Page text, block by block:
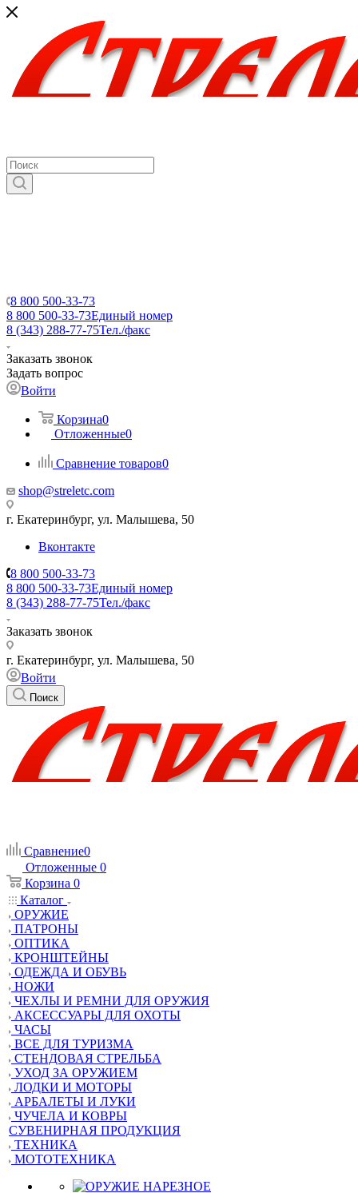
8 800 500-33-73
8 800 500-33-73Единый номер
8 (343) 288-77-75Тел./факс
Заказать звонок
Задать вопрос
Войти
Корзина0
Отложенные0
Сравнение товаров0
shop@streletc.com
г. Екатеринбург, ул. Малышева, 50
Вконтакте
8 800 500-33-73
8 800 500-33-73Единый номер
8 (343) 288-77-75Тел./факс
Заказать звонок
г. Екатеринбург, ул. Малышева, 50
Войти
Поиск
Сравнение0
Отложенные 0
Корзина 0
Каталог
ОРУЖИЕ
ПАТРОНЫ
ОПТИКА
КРОНШТЕЙНЫ
ОДЕЖДА И ОБУВЬ
НОЖИ
ЧЕХЛЫ И РЕМНИ ДЛЯ ОРУЖИЯ
АКСЕССУАРЫ ДЛЯ ОХОТЫ
ЧАСЫ
ВСЕ ДЛЯ ТУРИЗМА
СТЕНДОВАЯ СТРЕЛЬБА
УХОД ЗА ОРУЖИЕМ
ЛОДКИ И МОТОРЫ
АРБАЛЕТЫ И ЛУКИ
ЧУЧЕЛА И КОВРЫ
СУВЕНИРНАЯ ПРОДУКЦИЯ
ТЕХНИКА
МОТОТЕХНИКА